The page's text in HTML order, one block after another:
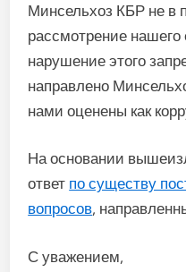
Минсельхоз КБР не в
рассмотрение
нарушение этого
направлено
нами оценены как
На основании
ответ по существу
вопросов,
С уважением,